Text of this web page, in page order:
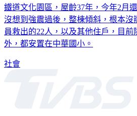
鐵道文化園區，屋齡37年，今年2月
沒想到強震過後，整棟傾斜，根本沒
員救出的22人，以及其他住戶，目前
外，都安置在中華國小。
社會